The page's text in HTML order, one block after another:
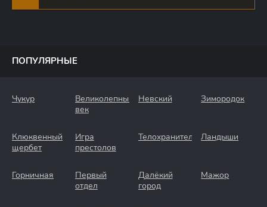
ПОПУЛЯРНЫЕ
Чукур
Великолепный
век
Невский Зимородок
Клюквенный
щербет
Игра
престолов
Телохранители Ландыши
Горничная
Первый
отдел
Далёкий
город
Мажор